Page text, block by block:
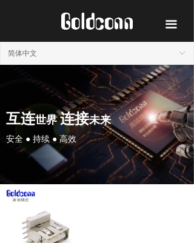
끀
产品
解决方案
新闻中心
联系我们
ꀅ
简体中文
互连世界 连接未来
安全 ● 持续 ● 高效